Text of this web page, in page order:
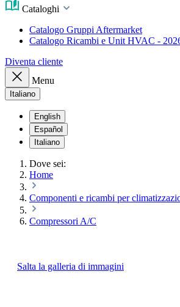
Cataloghi
Catalogo Gruppi Aftermarket
Catalogo Ricambi e Unit HVAC -
Diventa cliente
Menu
Italiano
English
Español
Italiano
Dove sei:
Home
Componenti e ricambi per
Compressori A/C
Salta la galleria di immagini